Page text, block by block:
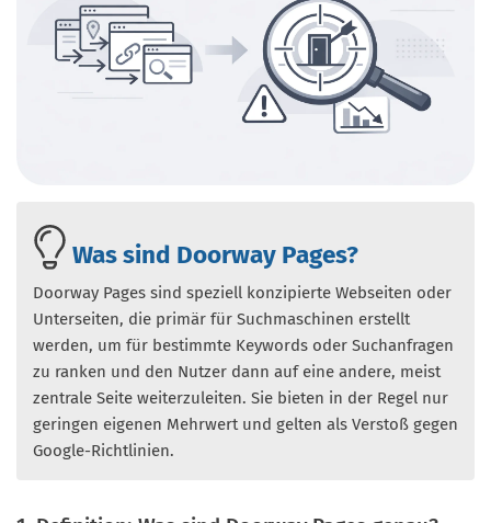
Was sind Doorway Pages?
Doorway Pages sind speziell konzipierte Webseiten oder
Unterseiten, die primär für Suchmaschinen erstellt
werden, um für bestimmte Keywords oder Suchanfragen
zu ranken und den Nutzer dann auf eine andere, meist
zentrale Seite weiterzuleiten. Sie bieten in der Regel nur
geringen eigenen Mehrwert und gelten als Verstoß gegen
Google-Richtlinien.